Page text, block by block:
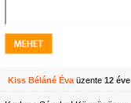
Kiss Béláné Évaüzente 12 éve